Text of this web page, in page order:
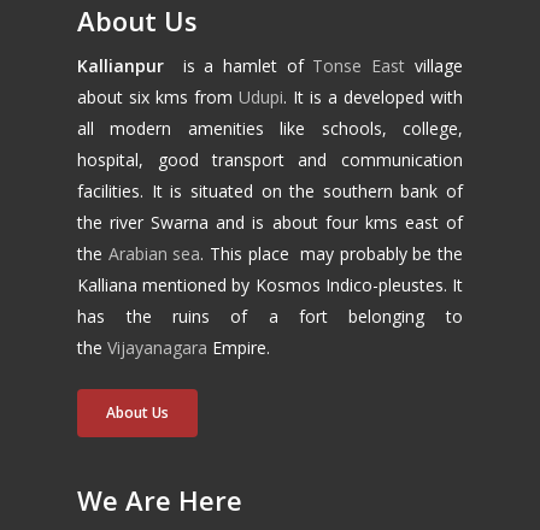
About Us
Kallianpur is a hamlet of Tonse East village
about six kms fromUdupi. It is a developed with
all modern amenities like schools, college,
hospital, good transport and communication
facilities. It is situated on the southern bank of
the river Swarna and is about four kms east of
the Arabian sea. This place may probably be the
Kalliana mentioned by Kosmos Indico-pleustes. It
has the ruins of a fort belonging to
theVijayanagara Empire.
About Us
We Are Here